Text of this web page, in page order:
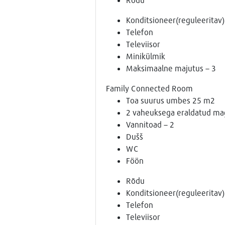
Konditsioneer(reguleeritav)
Telefon
Televiisor
Minikülmik
Maksimaalne majutus – 3
Family Connected Room
Toa suurus umbes 25 m2
2 vaheuksega eraldatud
Vannitoad – 2
Dušš
WC
Föön
Rõdu
Konditsioneer(reguleeritav)
Telefon
Televiisor